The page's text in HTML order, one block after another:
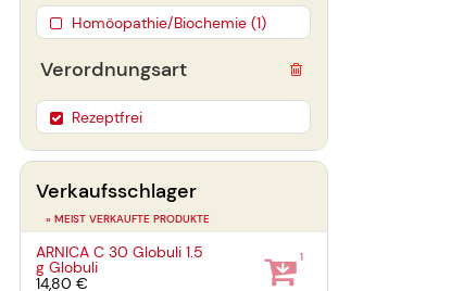
Homöopathie/Biochemie (1)
Verordnungsart
Rezeptfrei
Verkaufsschlager
» MEIST VERKAUFTE PRODUKTE
ARNICA C 30 Globuli1.5
gGlobuli
14,80 €
1